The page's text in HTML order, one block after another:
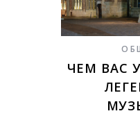
ЧЕМ ВАС